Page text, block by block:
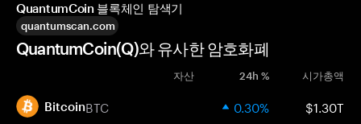
QuantumCoin 블록체인 탐색기
quantumscan.com
QuantumCoin(Q)와 유사한 암호화폐
자산 24h % 시가총액
BitcoinBTC 0.30% $1.30T